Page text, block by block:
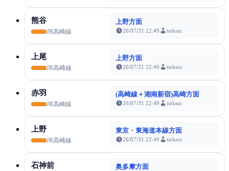
熊谷
JR高崎線
上野方面
26/07/31 22:49 tsrknic
上尾
JR高崎線
上野方面
26/07/31 22:49 tsrknic
赤羽
JR高崎線
(高崎線＋湘南新宿)高崎方面
26/07/31 22:49 tsrknic
上野
JR高崎線
東京・東海道本線方面
26/07/31 22:49 tsrknic
石神前 奥多摩方面